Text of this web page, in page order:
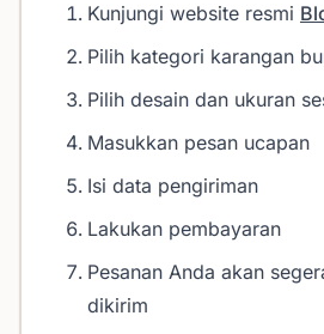
Kunjungi website resmi
Pilih kategori karangan
Pilih desain dan ukuran
Masukkan pesan ucapan
Isi data pengiriman
Lakukan pembayaran
Pesanan Anda akan
dikirim